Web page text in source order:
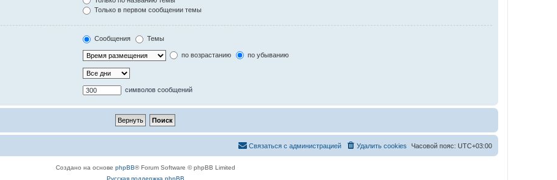
Только в первом сообщении темы
Сообщения Темы
по возрастанию по убыванию
символов сообщений
Часовой пояс: UTC+03:00
Удалить cookies
Связаться с администрацией
Создано на основе phpBB® Forum Software © phpBB Limited
Русская поддержка phpBB